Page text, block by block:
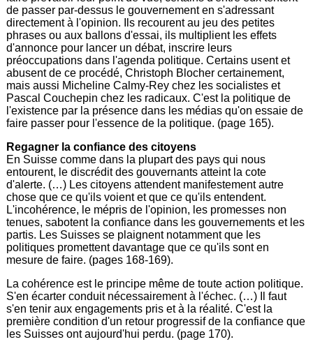
de passer par-dessus le gouvernement en s'adressant
directement à l'opinion. Ils recourent au jeu des petites
phrases ou aux ballons d'essai, ils multiplient les effets
d'annonce pour lancer un débat, inscrire leurs
préoccupations dans l'agenda politique. Certains usent et
abusent de ce procédé, Christoph Blocher certainement,
mais aussi Micheline Calmy-Rey chez les socialistes et
Pascal Couchepin chez les radicaux. C'est la politique de
l'existence par la présence dans les médias qu'on essaie de
faire passer pour l'essence de la politique. (page 165).
Regagner la confiance des citoyens
En Suisse comme dans la plupart des pays qui nous
entourent, le discrédit des gouvernants atteint la cote
d'alerte. (…) Les citoyens attendent manifestement autre
chose que ce qu'ils voient et que ce qu'ils entendent.
L'incohérence, le mépris de l'opinion, les promesses non
tenues, sabotent la confiance dans les gouvernements et les
partis. Les Suisses se plaignent notamment que les
politiques promettent davantage que ce qu'ils sont en
mesure de faire. (pages 168-169).
La cohérence est le principe même de toute action politique.
S'en écarter conduit nécessairement à l'échec. (…) Il faut
s'en tenir aux engagements pris et à la réalité. C'est la
première condition d'un retour progressif de la confiance que
les Suisses ont aujourd'hui perdu. (page 170).